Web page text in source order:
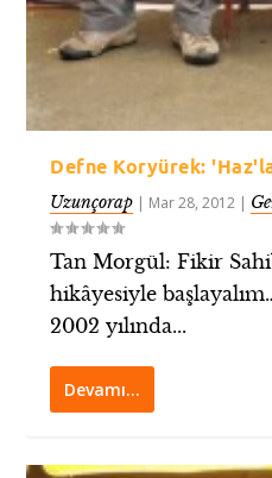
Defne Koryürek:
Uzunçorap | Mar 28, 2012 |
Tan Morgül: Fikir
hikâyesiyle
2002 yılında...
Devamı…